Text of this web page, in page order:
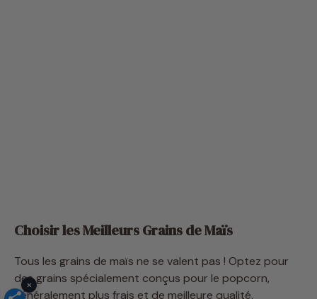
Tous les grains de maïs ne se valent pas ! Optez pour
généralement plus frais et de meilleure qualité.
×